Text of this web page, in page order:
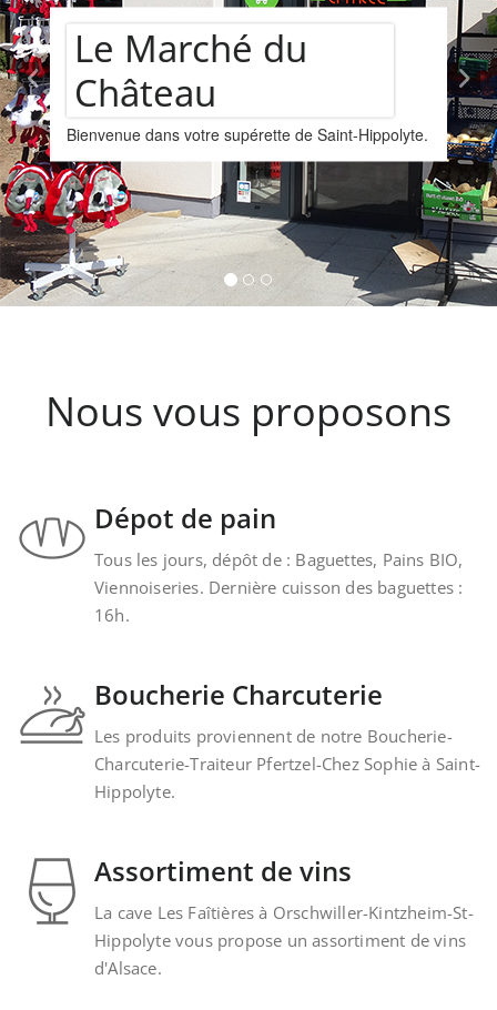
Assortiment de
vins
Nous vous proposons un assortiments de
provenant de la cave Les Faîtières à
Kintzheim-St-Hippolyte.
Nous vous proposons
Dépot de pain
Tous les jours, dépôt de : Baguettes, Pains BIO,
Viennoiseries. Dernière cuisson des baguettes :
16h.
Boucherie Charcuterie
Les produits proviennent de notre Boucherie-
Charcuterie-Traiteur Pfertzel-Chez Sophie à Saint-
Hippolyte.
Assortiment de vins
La cave Les Faîtières à Orschwiller-Kintzheim-St-
Hippolyte vous propose un assortiment de vins
d'Alsace.